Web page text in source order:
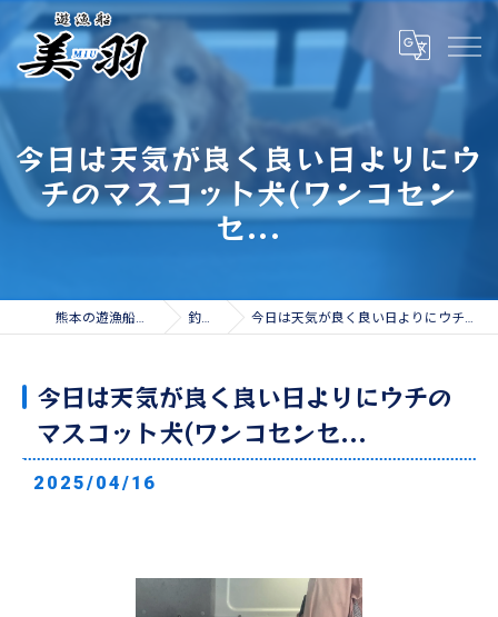
今日は天気が良く良い日よりにウ
チのマスコット犬(ワンコセン
セ...
熊本の遊漁船なら遊漁船 美羽 釣果情報 今日は天気が良く良い日よりにウチのマスコット犬(ワンコセンセ...
今日は天気が良く良い日よりにウチの
マスコット犬(ワンコセンセ...
2025/04/16